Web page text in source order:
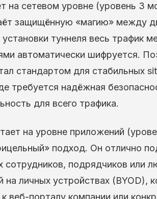
на сетевом уровне (уровень 3
защищённую «магию» между
туннеля весь трафик
автоматически шифруется.
стандартом для стабильных
требуется надёжная
для всего трафика.
на уровне приложений
подход. Он отлично
сотрудников, подрядчиков или
на личных устройствах (BYOD),
веб-порталу компании или